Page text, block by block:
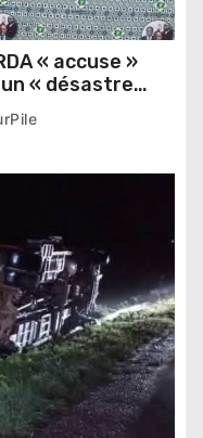
»
« désastre